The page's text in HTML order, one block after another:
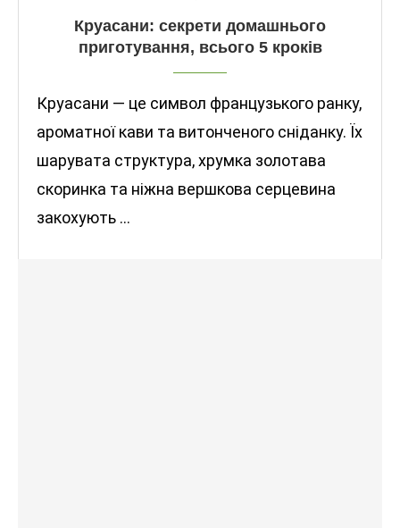
Круасани: секрети домашнього
приготування, всього 5 кроків
Круасани — це символ французького ранку,
ароматної кави та витонченого сніданку. Їх
шарувата структура, хрумка золотава
скоринка та ніжна вершкова серцевина
закохують …